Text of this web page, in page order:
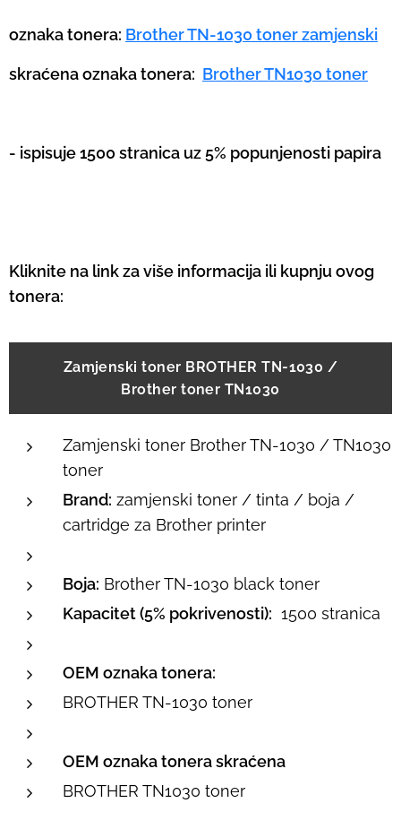
oznaka tonera: Brother TN-1030 toner zamjenski
skraćena oznaka tonera: Brother TN1030 toner
- ispisuje 1500 stranica uz 5% popunjenosti papira
Kliknite na link za više informacija ili kupnju ovog
tonera:
Zamjenski toner BROTHER TN-1030 /
Brother toner TN1030
Zamjenski toner Brother TN-1030 / TN1030
toner
Brand: zamjenski toner / tinta / boja /
cartridge za Brother printer
Boja: Brother TN-1030 black toner
Kapacitet (5% pokrivenosti): 1500 stranica
OEM oznaka tonera:
BROTHER TN-1030 toner
OEM oznaka tonera skraćena
BROTHER TN1030 toner